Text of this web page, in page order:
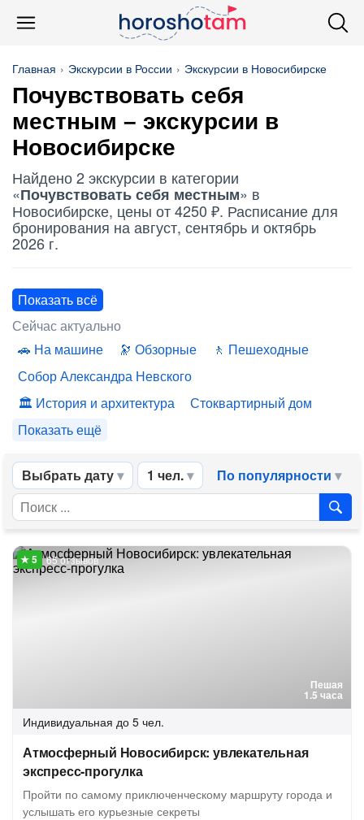
Главная Экскурсии в России Экскурсии в Новосибирске
Почувствовать себя
местным – экскурсии в
Новосибирске
Найдено 2 экскурсии в категории
«Почувствовать себя местным» в
Новосибирске, цены от 4250 ₽. Расписание для
бронирования на август, сентябрь и октябрь
2026 г.
Показать всё
Сейчас актуально
На машине
Обзорные
Пешеходные
Собор Александра Невского
История и архитектура
Стоквартирный дом
Показать ещё
Выбрать дату 1 чел. По популярности
Пешая
1.5 часа
65 отзывов
Индивидуальная до 5 чел.
Атмосферный Новосибирск: увлекательная
экспресс-прогулка
Пройти по самому приключенческому маршруту города и
услышать его курьезные секреты